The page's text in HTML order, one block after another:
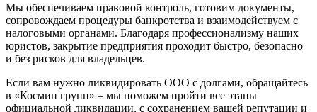
Мы обеспечиваем правовой контроль, готовим документы,
сопровождаем процедуры банкротства и взаимодействуем с
налоговыми органами. Благодаря профессионализму наших
юристов, закрытие предприятия проходит быстро, безопасно
и без рисков для владельцев.
Если вам нужно ликвидировать ООО с долгами, обращайтесь
в «Космин групп» – мы поможем пройти все этапы
официальной ликвидации, с сохранением вашей репутации и